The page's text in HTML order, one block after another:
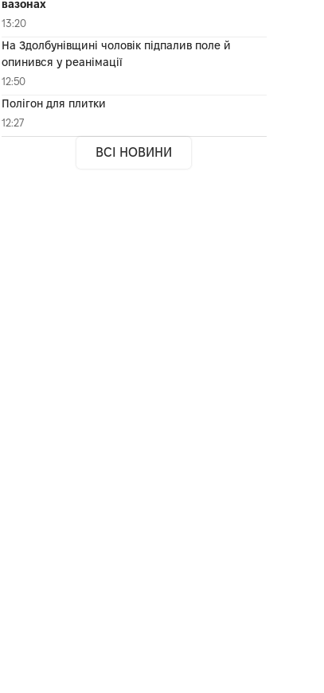
вазонах
13:20
На Здолбунівщині чоловік підпалив поле й
опинився у реанімації
12:50
Полігон для плитки
12:27
ВСІ НОВИНИ